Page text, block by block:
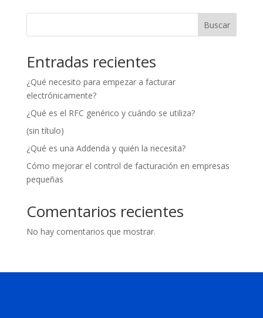
Buscar
Entradas recientes
¿Qué necesito para empezar a facturar
electrónicamente?
¿Qué es el RFC genérico y cuándo se utiliza?
(sin título)
¿Qué es una Addenda y quién la necesita?
Cómo mejorar el control de facturación en empresas
pequeñas
Comentarios recientes
No hay comentarios que mostrar.